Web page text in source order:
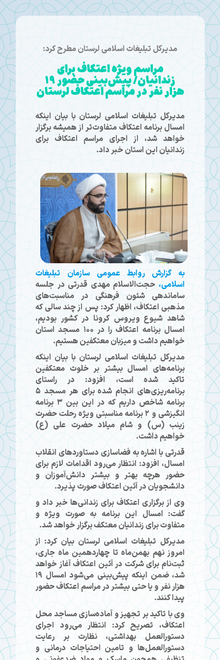
مدیرکل تبلیغات اسلامی لرستان مطرح کرد:
مراسم ویژه اعتکاف برای
زندانیان/ پیش‌بینی حضور ۱۹
هزار نفر در مراسم اعتکاف لرستان
مدیرکل تبلیغات اسلامی لرستان با بیان اینکه
امسال برنامه اعتکاف متفاوت‌تر از همیشه برگزار
خواهد شد، از اجرای مراسم اعتکاف برای
زندانیان این استان خبر داد.
به گزارش روابط عمومی سازمان تبلیغات
اسلامی، حجت‌الاسلام مهدی قدرتی در جلسه
ساماندهی شئون فرهنگی در مناسبت‌های
مذهبی اعتکاف، اظهار کرد: پس از چند سالی که
شاهد شیوع ویروس کرونا در کشور بودیم،
امسال برنامه اعتکاف را در ۱۰۰ مسجد استان
خواهیم داشت و میزبان معتکفین هستیم.
مدیرکل تبلیغات اسلامی لرستان با بیان اینکه
برنامه‌های امسال بیشتر بر خلوت معتکفین
تاکید شده است، افزود: در راستای
برنامه‌ریزی‎‌های انجام شده برای هر مسجد ۵
برنامه شاخص داریم که در این بین ۳ برنامه
انگیزشی و ۲ برنامه مناسبتی ویژه رحلت حضرت
زینب (س) و شام میلاد حضرت علی (ع)
خواهیم داشت.
قدرتی با اشاره به فضاسازی دستاورد‌های انقلاب
امسال، افزود: انتظار می‌رود اقدامات لازم برای
حضور هرچه بهتر و بیشتر دانش‌آموزان و
دانشجویان در آئین اعتکاف صورت پذیرد.
وی از برگزاری اعتکاف برای زندانی‌ها خبر داد و
گفت: امسال این برنامه به صورت ویژه و
متفاوت برای زندانیان معتکف برگزار خواهد شد.
مدیرکل تبلیغات اسلامی لرستان بیان کرد: از
امروز نهم بهمن‌ماه تا چهاردهمین ماه جاری،
ثبت‌نام برای شرکت در آئین اعتکاف آغاز خواهد
شد، ضمن اینکه پیش‌بینی می‌شود امسال ۱۹
هزار نفر و یا حتی بیشتر در مراسم اعتکاف حضور
پیدا کنند.
وی با تاکید بر تجهیز و آماده‌سازی مساجد محل
اعتکاف، تصریح کرد: انتظار می‌رود اجرای
دستورالعمل بهداشتی، نظارت بر رعایت
دستورالعمل‌ها و تامین احتیاجات درمانی و